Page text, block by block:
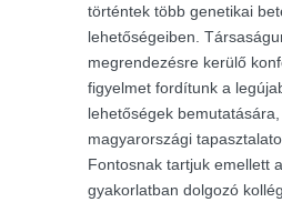
történtek több genetikai
lehetőségeiben.
megrendezésre kerülő
figyelmet fordítunk a
lehetőségek
magyarországi
Fontosnak tartjuk emellett
gyakorlatban dolgozó